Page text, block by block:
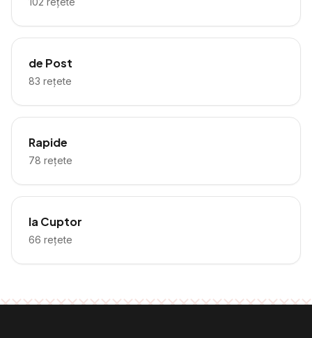
de Post
83 rețete
Rapide
78 rețete
la Cuptor
66 rețete